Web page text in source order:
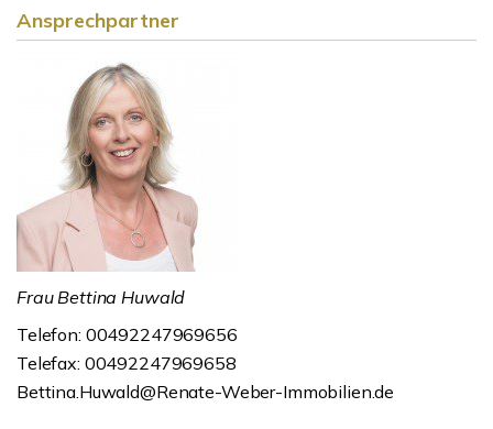
Ansprechpartner
Frau Bettina Huwald
Telefon: 00492247969656
Telefax: 00492247969658
Bettina.Huwald@Renate-Weber-Immobilien.de